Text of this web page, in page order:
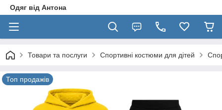
Одяг від Антона
Товари та послуги Спортивні костюми для дітей
Топ продажів